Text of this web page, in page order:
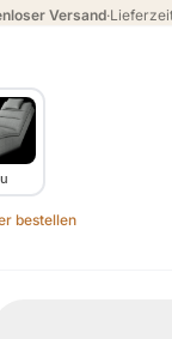
Versand·
bestellen